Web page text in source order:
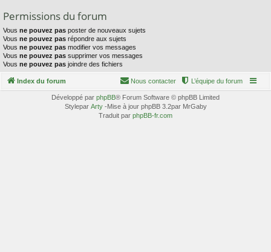
Permissions du forum
Vous ne pouvez pas poster de nouveaux sujets
Vous ne pouvez pas répondre aux sujets
Vous ne pouvez pas modifier vos messages
Vous ne pouvez pas supprimer vos messages
Vous ne pouvez pas joindre des fichiers
Index du forum L’équipe du forum
Nous contacter
Développé par phpBB® Forum Software © phpBB Limited
Stylepar Arty-Mise à jour phpBB 3.2par MrGaby
Traduit par phpBB-fr.com